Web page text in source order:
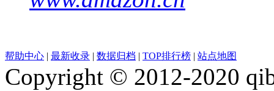
帮助中心 | 最新收录 | 数据归档 | TOP排行榜 | 站点地图
Copyright © 2012-2020